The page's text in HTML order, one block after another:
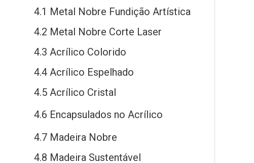
4.1 Metal Nobre Fundição Artística
4.2 Metal Nobre Corte Laser
4.3 Acrílico Colorido
4.4 Acrílico Espelhado
4.5 Acrílico Cristal
4.6 Encapsulados no Acrílico
4.7 Madeira Nobre
4.8 Madeira Sustentável